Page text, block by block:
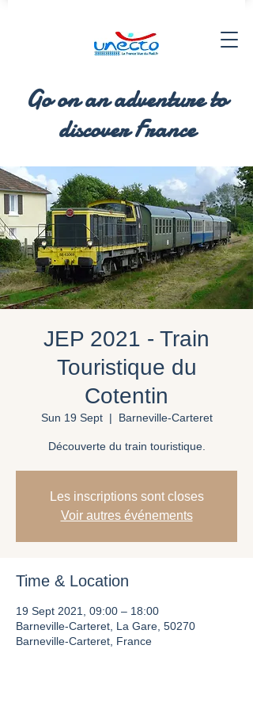
Go on an adventure to
discover France
JEP 2021 - Train
Touristique du
Cotentin
Sun 19 Sept
  |
Barneville-Carteret
Découverte du train touristique.
Les inscriptions sont closes
Voir autres événements
Time & Location
19 Sept 2021, 09:00 – 18:00
Barneville-Carteret, La Gare, 50270
Barneville-Carteret, France